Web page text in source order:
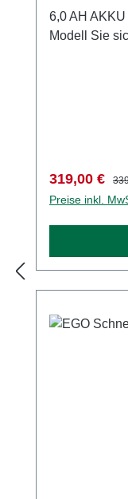
6,0 AH AKKU Von der leichtesten 2,5 Ah bis zur größten 12 Ah Kapazität – mit zunehmender Größe der Akkus steigen auch die Stromkapazität und die Laufzeit. Für welches
Modell Sie
319,00 €
Preise inkl.